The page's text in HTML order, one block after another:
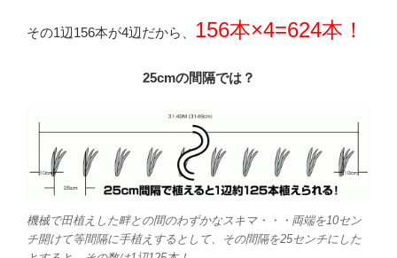
その1辺156本が4辺だから、 156本×4=624本！
25cmの間隔では？
機械で田植えした畔との間のわずかなスキマ・・・両端を10セン
チ開けて等間隔に手植えするとして、その間隔を25センチにした